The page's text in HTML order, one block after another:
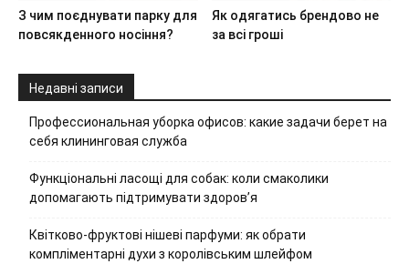
З чим поєднувати парку для
повсякденного носіння?
Як одягатись брендово не
за всі гроші
Недавні записи
Профессиональная уборка офисов: какие задачи берет на
себя клининговая служба
Функціональні ласощі для собак: коли смаколики
допомагають підтримувати здоров’я
Квітково-фруктові нішеві парфуми: як обрати
компліментарні духи з королівським шлейфом